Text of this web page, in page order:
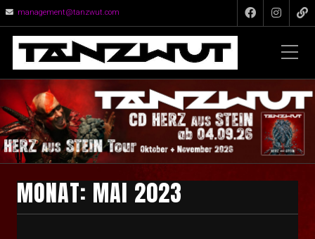
management@tanzwut.com
MONAT: MAI 2023